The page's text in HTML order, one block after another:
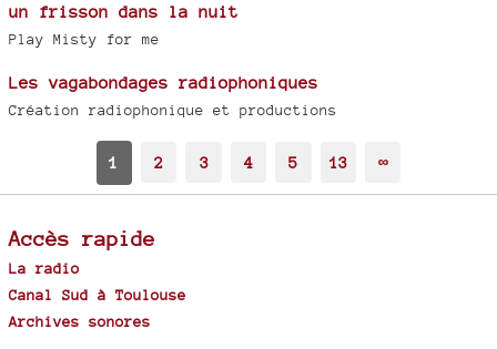
un frisson dans la nuit
Play Misty for me
Les vagabondages radiophoniques
Création radiophonique et productions
1 2 3 4 5 13 ∞
Accès rapide
La radio
Canal Sud à Toulouse
Archives sonores